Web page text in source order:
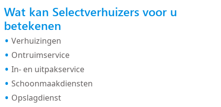
Wat kan Selectverhuizers voor u
betekenen
Verhuizingen
Ontruimservice
In- en uitpakservice
Schoonmaakdiensten
Opslagdienst